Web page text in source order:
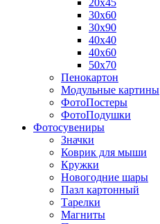
20х45
30х60
30х90
40х40
40х60
50х70
Пенокартон
Модульные картины
ФотоПостеры
ФотоПодушки
Фотоcувениры
Значки
Коврик для мыши
Кружки
Новогодние шары
Пазл картонный
Тарелки
Магниты